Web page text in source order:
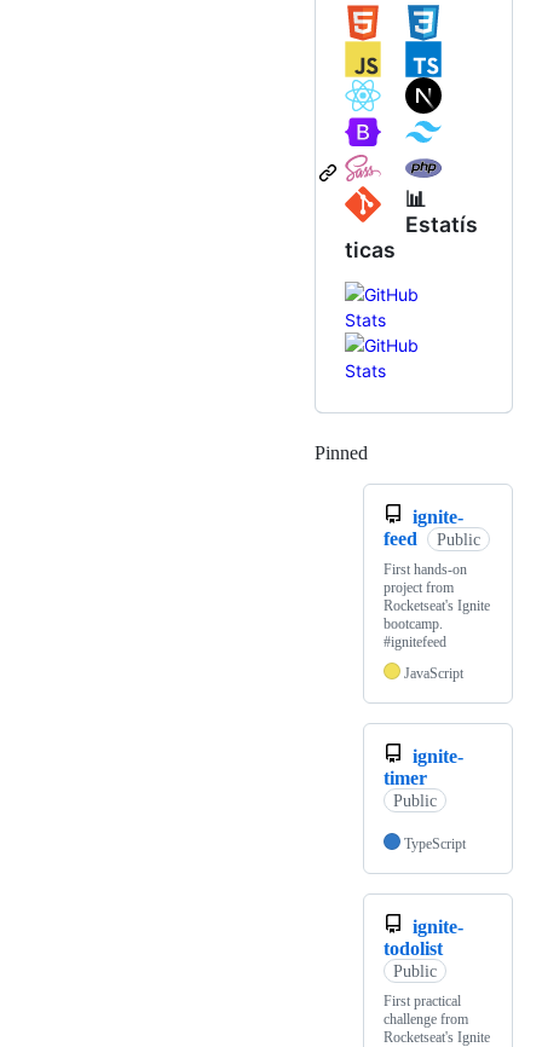
📊
Estatís
ticas
Pinned
ignite-
feed
Public
First hands-on
project from
Rocketseat's Ignite
bootcamp.
#ignitefeed
JavaScript
ignite-
timer
Public
TypeScript
ignite-
todolist
Public
First practical
challenge from
Rocketseat's Ignite